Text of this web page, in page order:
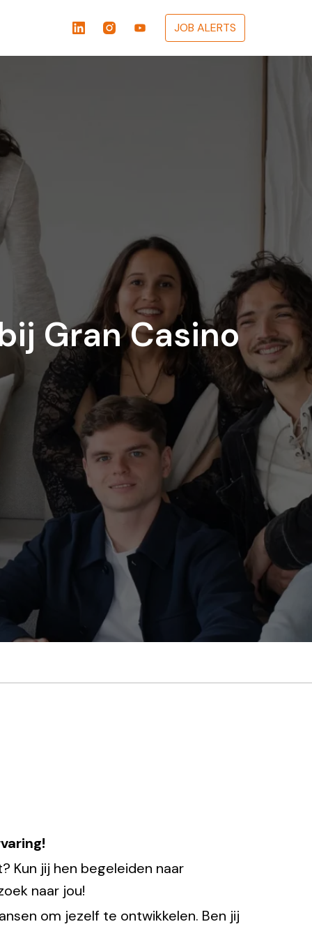
JOB ALERTS
Gran Casino
Kun jij hen begeleiden naar
naar jou!
om jezelf te ontwikkelen. Ben jij